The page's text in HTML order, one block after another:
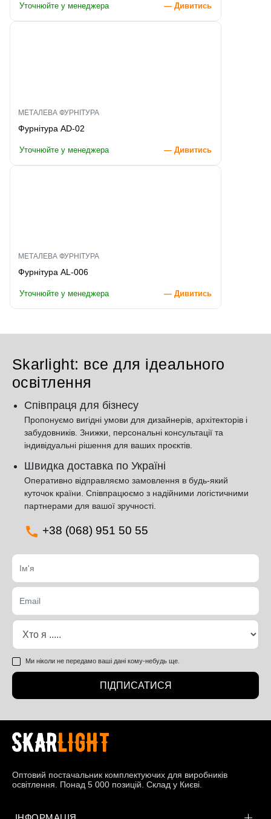
Уточнюйте у менеджера — Дивитись
МЕТАЛЕВА ФУРНІТУРА
Фурнітура AD-02
Уточнюйте у менеджера — Дивитись
МЕТАЛЕВА ФУРНІТУРА
Фурнітура AL-006
Уточнюйте у менеджера — Дивитись
Skarlight: все для ідеального
освітлення
Співпраця для бізнесу
Пропонуємо вигідні умови для дизайнерів, архітекторів і
забудовників. Знижки, персональні консультації та
індивідуальні рішення для ваших проєктів.
Швидка доставка по Україні
Оперативно відправляємо замовлення в будь-який
куточок країни. Співпрацюємо з надійними логістичними
партнерами для вашої зручності.
+38 (068) 951 50 55
Ми ніколи не передамо ваші дані кому-небудь ще.
ПІДПИСАТИСЯ
Оптовий постачальник комплектуючих для виробників
освітлення. Понад 5 000 позицій. Склад у Києві.